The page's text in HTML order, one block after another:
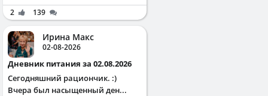
2 139
Ирина Макс
02-08-2026
Дневник питания за 02.08.2026
Сегодняшний рациончик. :)
Вчера был насыщенный ден...